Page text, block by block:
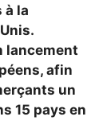
à la
lancement
afin
un
15 pays en